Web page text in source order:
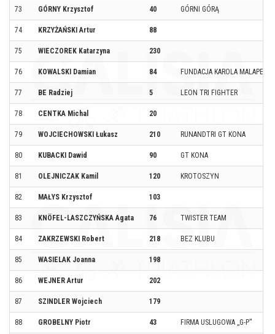
73 GÓRNY Krzysztof 40 GÓRNI GÓRĄ
74 KRZYŻAŃSKI Artur 88
75 WIECZOREK Katarzyna 230
76 KOWALSKI Damian 84 FUNDACJA KAROLA MALAPERTA
77 BE Radziej 5 LEON TRI FIGHTER
78 CENTKA Michal 20
79 WOJCIECHOWSKI Łukasz 210 RUNANDTRI GT KONA
80 KUBACKI Dawid 90 GT KONA
81 OLEJNICZAK Kamil 120 KROTOSZYN
82 MAŁYS Krzysztof 103
83 KNÖFEL-LASZCZYŃSKA Agata 76 TWISTER TEAM
84 ZAKRZEWSKI Robert 218 BEZ KLUBU
85 WASIELAK Joanna 198
86 WEJNER Artur 202
87 SZINDLER Wojciech 179
88 GROBELNY Piotr 43 FIRMA USLUGOWA ,,G-P''